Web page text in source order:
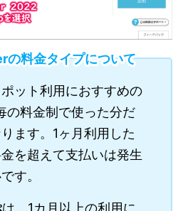
料金タイプについて
ット利用におすすめの
の料金制で使った分だ
ます。1ヶ月利用した
を超えて支払いは発生
す。
は、1カ月以上の利用に